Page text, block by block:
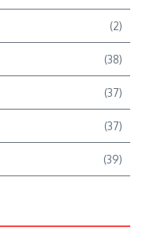
(2)
(38)
(37)
(37)
(39)